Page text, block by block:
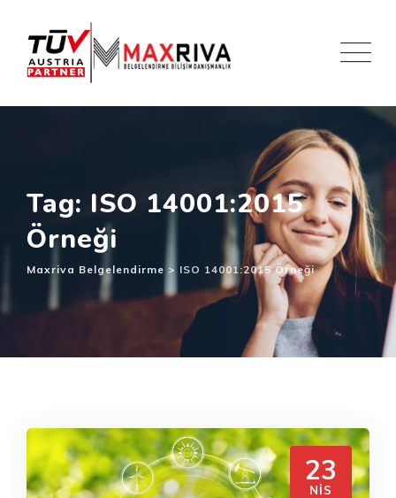
content
Tag: ISO 14001:2015
Örneği
Maxriva Belgelendirme > ISO 14001:2015 Örneği
23
NIS